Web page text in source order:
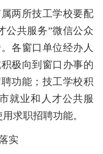
两所技工学校要配
公共服务”微信公众
各窗口单位经办人
极向到窗口办事的
功能；技工学校积
就业和人才公共服
求职招聘功能。
实